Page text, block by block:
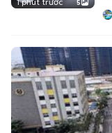
5